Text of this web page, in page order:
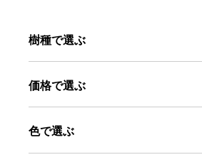
樹種で選ぶ
価格で選ぶ
色で選ぶ